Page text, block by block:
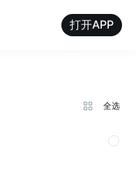
打开APP
全选